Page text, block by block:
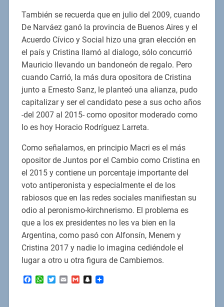
También se recuerda que en julio del 2009, cuando
De Narváez ganó la provincia de Buenos Aires y el
Acuerdo Cívico y Social hizo una gran elección en
el país y Cristina llamó al dialogo, sólo concurrió
Mauricio llevando un bandoneón de regalo. Pero
cuando Carrió, la más dura opositora de Cristina
junto a Ernesto Sanz, le planteó una alianza, pudo
capitalizar y ser el candidato pese a sus ocho años
-del 2007 al 2015- como opositor moderado como
lo es hoy Horacio Rodríguez Larreta.
Como señalamos, en principio Macri es el más
opositor de Juntos por el Cambio como Cristina en
el 2015 y contiene un porcentaje importante del
voto antiperonista y especialmente el de los
rabiosos que en las redes sociales manifiestan su
odio al peronismo-kirchnerismo. El problema es
que a los ex presidentes no les va bien en la
Argentina, como pasó con Alfonsín, Menem y
Cristina 2017 y nadie lo imagina cediéndole el
lugar a otro u otra figura de Cambiemos.
Facebook
WhatsApp
Twitter
EmailGmailSnapchat